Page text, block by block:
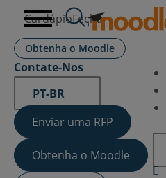
conteúdo
CardápioFechar
Obtenha o Moodle
Contate-Nos
PT-BR
Enviar uma RFP
Obtenha o Moodle